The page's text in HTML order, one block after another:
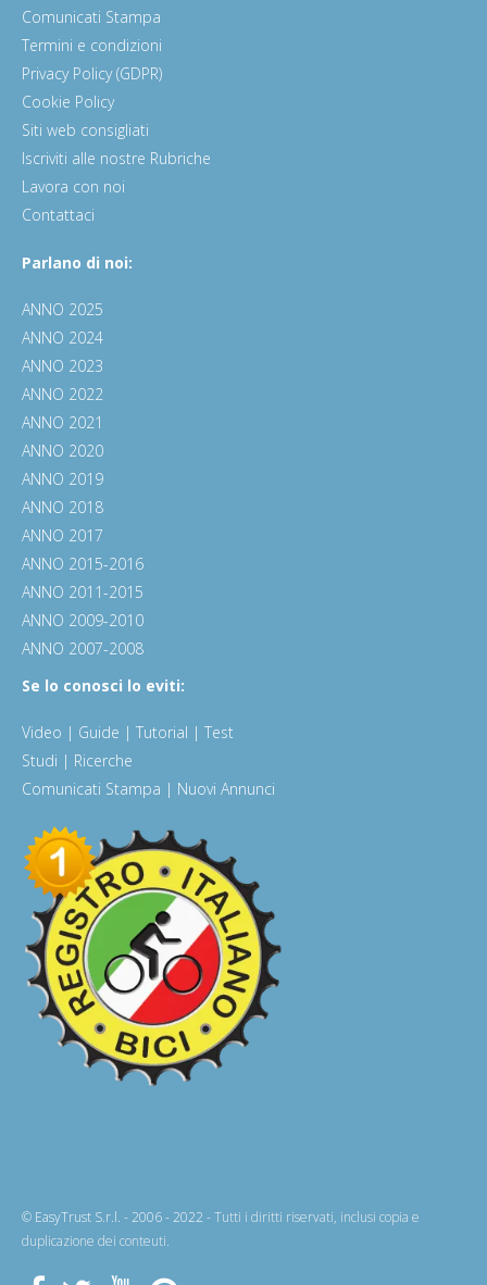
Comunicati Stampa
Termini e condizioni
Privacy Policy (GDPR)
Cookie Policy
Siti web consigliati
Iscriviti alle nostre Rubriche
Lavora con noi
Contattaci
Parlano di noi:
ANNO 2025
ANNO 2024
ANNO 2023
ANNO 2022
ANNO 2021
ANNO 2020
ANNO 2019
ANNO 2018
ANNO 2017
ANNO 2015-2016
ANNO 2011-2015
ANNO 2009-2010
ANNO 2007-2008
Se lo conosci lo eviti:
Video | Guide | Tutorial | Test
Studi | Ricerche
Comunicati Stampa | Nuovi Annunci
© EasyTrust S.r.l. - 2006 - 2022 - Tutti i diritti riservati, inclusi copia e
duplicazione dei conteuti.